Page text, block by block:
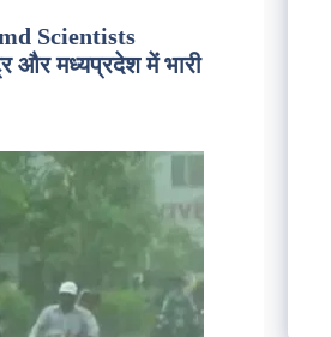
Scientists
और मध्यप्रदेश में भारी